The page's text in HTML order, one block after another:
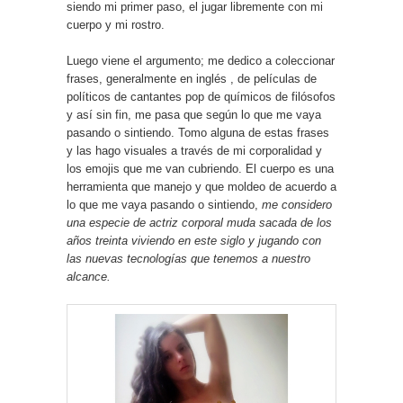
siendo mi primer paso, el jugar libremente con mi
cuerpo y mi rostro.
Luego viene el argumento; me dedico a coleccionar
frases, generalmente en inglés , de películas de
políticos de cantantes pop de químicos de filósofos
y así sin fin, me pasa que según lo que me vaya
pasando o sintiendo. Tomo alguna de estas frases
y las hago visuales a través de mi corporalidad y
los emojis que me van cubriendo. El cuerpo es una
herramienta que manejo y que moldeo de acuerdo a
lo que me vaya pasando o sintiendo, me considero
una especie de actriz corporal muda sacada de los
años treinta viviendo en este siglo y jugando con
las nuevas tecnologías que tenemos a nuestro
alcance.